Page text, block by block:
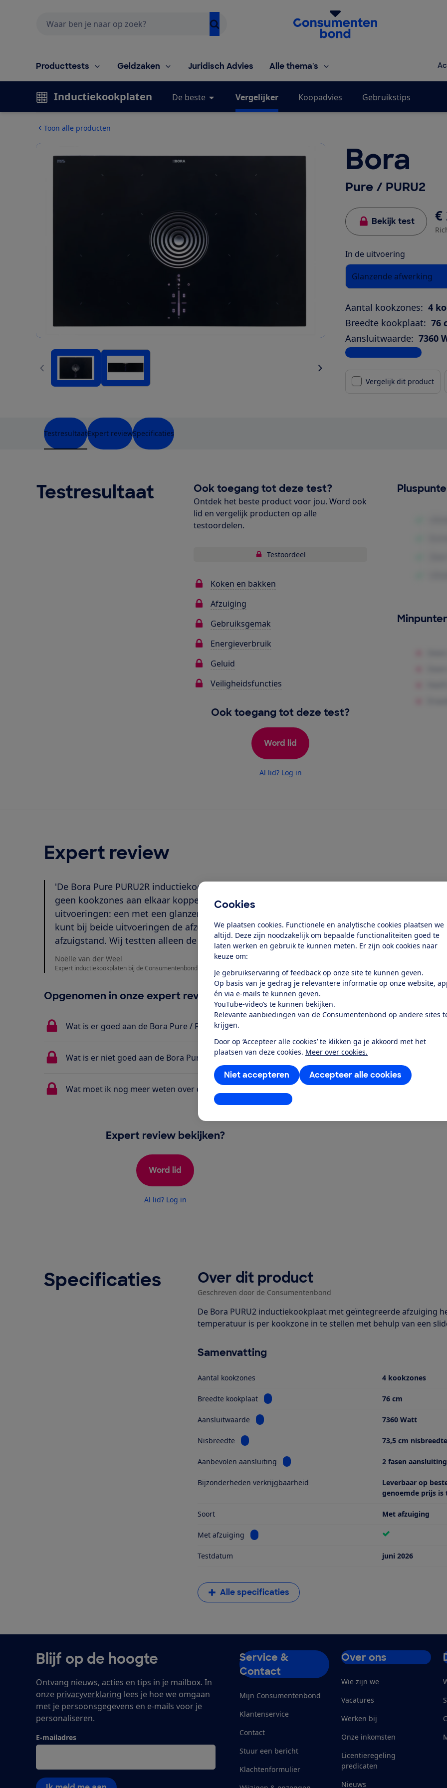
Cookies
We plaatsen cookies. Functionele en analytische cookies plaatsen we
altijd. Deze zijn noodzakelijk om bepaalde functionaliteiten goed te
laten werken en gebruik te kunnen meten. Er zijn ook cookies naar
keuze om:
Je gebruikservaring of feedback op onze site te kunnen geven.
Op basis van je gedrag je relevantere informatie op onze website,
én via e-mails te kunnen geven.
YouTube-video’s te kunnen bekijken.
Relevante aanbiedingen van de Consumentenbond op andere sites
krijgen.
Door op ‘Accepteer alle cookies’ te klikken ga je akkoord met het
plaatsen van deze cookies. Meer over cookies.
Accepteer alle cookies
Niet accepteren
Instellingen aanpassen
Homepage van de Consumentenbond
Producttests Geldzaken Juridisch Advies Alle thema's
Inductiekookplaten De beste Vergelijker Koopadvies Gebruikstips
Toon alle producten
Bora
Pure / PURU2
Bekijk test €
In de uitvoering
Glanzende afwerking
Aantal kookzones: 4
Breedte kookplaat: 76
Aansluitwaarde: 7360
Bekijk alle specificaties
Vergelijk dit product
TestresultaatExpert reviewSpecificaties
Testresultaat Ook toegang tot deze test?
Ontdek het beste product voor jou. Word ook
lid en vergelijk producten op alle
testoordelen.
Testoordeel
Koken en bakken
Afzuiging
Gebruiksgemak
Energieverbruik
Geluid
Veiligheidsfuncties
Ook toegang tot deze test?
Word lid
Al lid? Log in
Expert review
'De Bora Pure PURU2R inductiekookplaat met afzuiging heeft 4 kookzones. Je kunt
geen kookzones aan elkaar koppelen tot 1 grote rechthoekige kookzone. Er zijn 2
uitvoeringen: een met een glanzende glasplaat en een met een matte afwerking.
kunt bij beide uitvoeringen de afzuiging in de recirculatiestand installeren en in de
afzuigstand. Wij testten alleen de recirculatiestand.'
Noëlle van der Weel
Expert inductiekookplaten bij de Consumentenbond
Opgenomen in onze expert review
Wat is er goed aan de Bora Pure / PURU2?
Wat is er niet goed aan de Bora Pure / PURU2?
Wat moet ik nog meer weten over de Bora Pure / PURU2?
Expert review bekijken?
Word lid
Al lid? Log in
Specificaties Over dit product
Geschreven door de Consumentenbond
De Bora PURU2 inductiekookplaat met geïntegreerde afzuiging
temperatuur is per kookzone in te stellen met behulp van een
Samenvatting
Aantal kookzones 4 kookzones
Breedte kookplaat Bekijk informatie voor Breedte kookplaat
76 cm
Aansluitwaarde Bekijk informatie voor Aansluitwaarde7360 Watt
Nisbreedte Bekijk informatie voor Nisbreedte 73,5 cm
Aanbevolen aansluiting Bekijk informatie voor Aanbevolen aansluiting
2 fasen aansluiting
Bijzonderheden verkrijgbaarheid
Leverbaar op
genoemde prijs is
Soort Met afzuiging
Met afzuiging Bekijk informatie voor Met afzuiging
Testdatum juni 2026
Alle specificaties
Blijf op de hoogte
Ontvang nieuws, acties en tips in je mailbox. In
onze privacyverklaring lees je hoe we omgaan
met je persoonsgegevens en e-mails voor je
personaliseren.
E-mailadres
Service &
Contact
Mijn Consumentenbond
Klantenservice
Contact
Stuur een bericht
Klachtenformulier
Over ons
Wie zijn we
Vacatures
Werken bij
Onze inkomsten
Licentieregeling
predicaten
Nieuws